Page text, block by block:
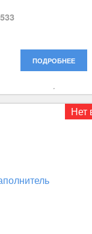
ПОДРОБНЕЕ
Нет